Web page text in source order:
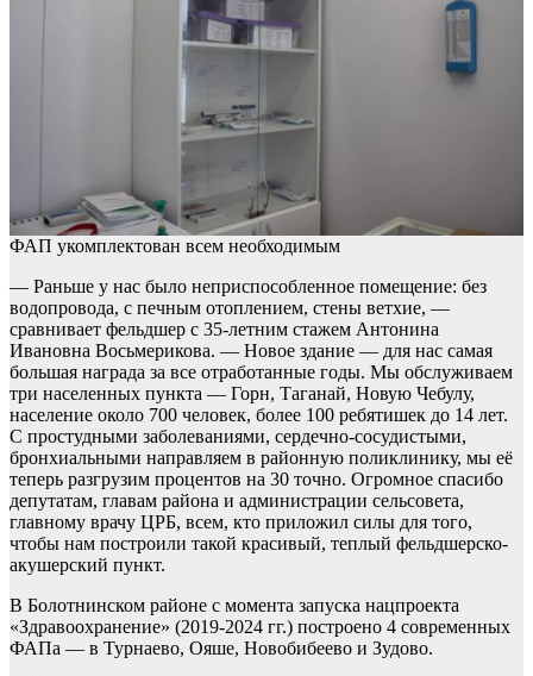
ФАП укомплектован всем необходимым
— Раньше у нас было неприспособленное помещение: без
водопровода, с печным отоплением, стены ветхие, —
сравнивает фельдшер с 35-летним стажем Антонина
Ивановна Восьмерикова. — Новое здание — для нас самая
большая награда за все отработанные годы. Мы обслуживаем
три населенных пункта — Горн, Таганай, Новую Чебулу,
население около 700 человек, более 100 ребятишек до 14 лет.
С простудными заболеваниями, сердечно-сосудистыми,
бронхиальными направляем в районную поликлинику, мы её
теперь разгрузим процентов на 30 точно. Огромное спасибо
депутатам, главам района и администрации сельсовета,
главному врачу ЦРБ, всем, кто приложил силы для того,
чтобы нам построили такой красивый, теплый фельдшерско-
акушерский пункт.
В Болотнинском районе с момента запуска нацпроекта
«Здравоохранение» (2019-2024 гг.) построено 4 современных
ФАПа — в Турнаево, Ояше, Новобибеево и Зудово.